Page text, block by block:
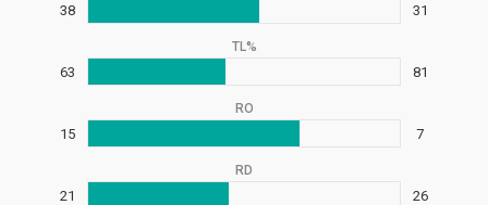
38 31
TL%
63 81
RO
15 7
RD
21 26